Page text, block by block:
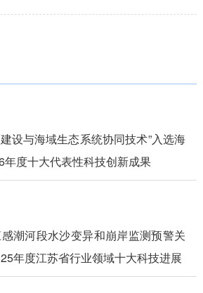
设与海域生态系统协同技术”入选海
度十大代表性科技创新成果
潮河段水沙变异和崩岸监测预警关
年度江苏省行业领域十大科技进展